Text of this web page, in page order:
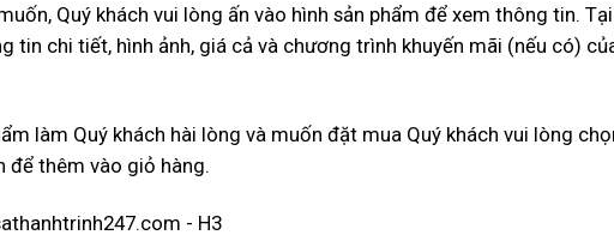
Quý khách vui lòng ấn vào hình sản phẩm để xem thông tin.
tin chi tiết, hình ảnh, giá cả và chương trình khuyến mãi (nếu có)
làm Quý khách hài lòng và muốn đặt mua Quý khách vui lòng
để thêm vào giỏ hàng.